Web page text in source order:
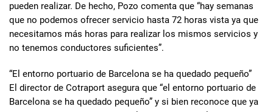
pueden realizar. De hecho, Pozo comenta que “hay semanas
que no podemos ofrecer servicio hasta 72 horas vista ya que
necesitamos más horas para realizar los mismos servicios y
no tenemos conductores suficientes”.
“El entorno portuario de Barcelona se ha quedado pequeño”
El director de Cotraport asegura que “el entorno portuario de
Barcelona se ha quedado pequeño” y si bien reconoce que ya